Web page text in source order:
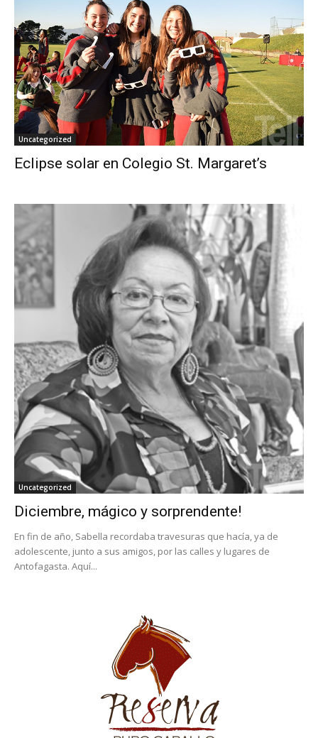
Uncategorized
Eclipse solar en Colegio St. Margaret’s
Uncategorized
Diciembre, mágico y sorprendente!
En fin de año, Sabella recordaba travesuras que hacía, ya de
adolescente, junto a sus amigos, por las calles y lugares de
Antofagasta. Aquí...